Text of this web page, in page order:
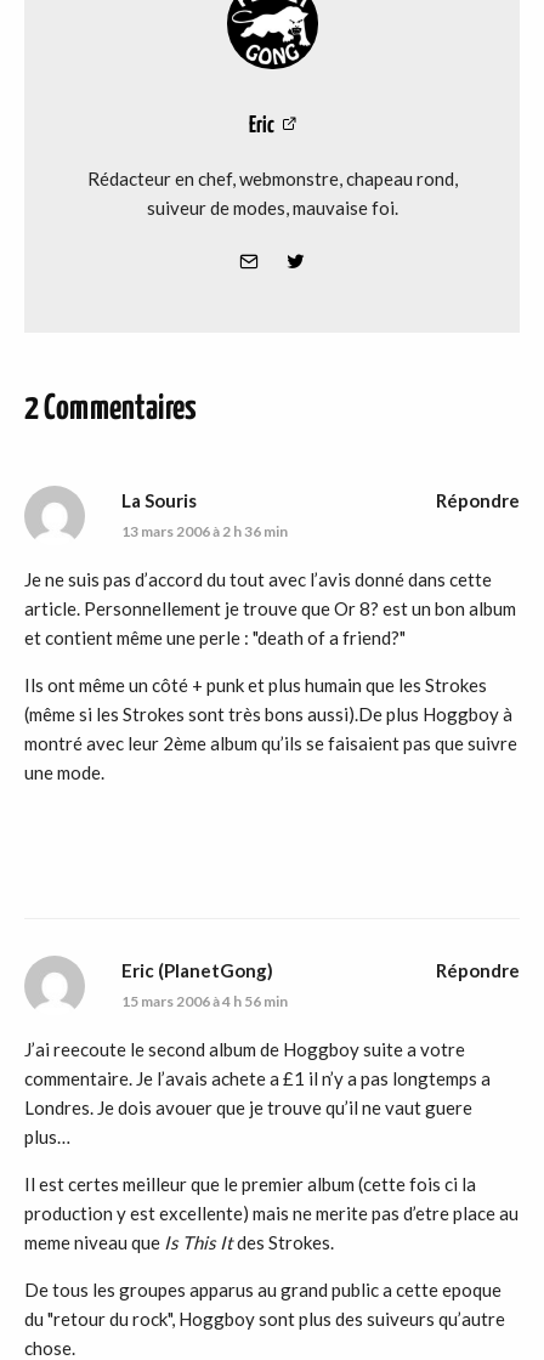
Eric
Rédacteur en chef, webmonstre, chapeau rond,
suiveur de modes, mauvaise foi.
2 Commentaires
La Souris
13 mars 2006 à 2 h 36 min
Je ne suis pas d’accord du tout avec l’avis donné dans cette
article. Personnellement je trouve que Or 8? est un bon album
et contient même une perle : "death of a friend?"
Ils ont même un côté + punk et plus humain que les Strokes
(même si les Strokes sont très bons aussi).De plus Hoggboy à
montré avec leur 2ème album qu’ils se faisaient pas que suivre
une mode.
Répondre
Eric (PlanetGong)
15 mars 2006 à 4 h 56 min
J’ai reecoute le second album de Hoggboy suite a votre
commentaire. Je l’avais achete a £1 il n’y a pas longtemps a
Londres. Je dois avouer que je trouve qu’il ne vaut guere
plus…
Il est certes meilleur que le premier album (cette fois ci la
production y est excellente) mais ne merite pas d’etre place au
meme niveau que Is This Itdes Strokes.
De tous les groupes apparus au grand public a cette epoque
du "retour du rock", Hoggboy sont plus des suiveurs qu’autre
chose.
Répondre